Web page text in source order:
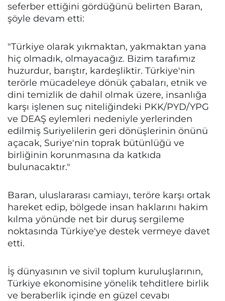
seferber ettiğini gördüğünü belirten Baran,
şöyle devam etti:
"Türkiye olarak yıkmaktan, yakmaktan yana
hiç olmadık, olmayacağız. Bizim tarafımız
huzurdur, barıştır, kardeşliktir. Türkiye'nin
terörle mücadeleye dönük çabaları, etnik ve
dini temizlik de dahil olmak üzere, insanlığa
karşı işlenen suç niteliğindeki PKK/PYD/YPG
ve DEAŞ eylemleri nedeniyle yerlerinden
edilmiş Suriyelilerin geri dönüşlerinin önünü
açacak, Suriye'nin toprak bütünlüğü ve
birliğinin korunmasına da katkıda
bulunacaktır."
Baran, uluslararası camiayı, teröre karşı ortak
hareket edip, bölgede insan haklarını hakim
kılma yönünde net bir duruş sergileme
noktasında Türkiye'ye destek vermeye davet
etti.
İş dünyasının ve sivil toplum kuruluşlarının,
Türkiye ekonomisine yönelik tehditlere birlik
ve beraberlik içinde en güzel cevabı